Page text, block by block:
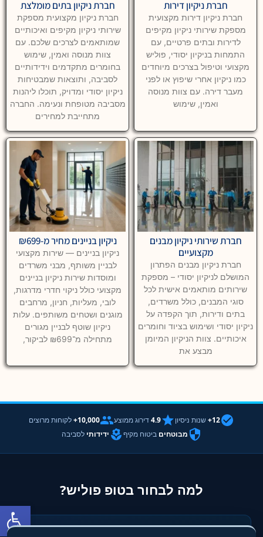
פתח
חברת ניקיון דירות
חברת ניקיון דירות מקצועית
מספקת שירותי ניקיון מקיפים
לדירות ובתים פרטיים, עם
התמחות בניקיון יסודי, פוליש
מקצועי וטיפול בצרכים מיוחדים
כמו ניקיון אחרי שיפוץ או לפני
מעבר דירה. עם צוות מנוסה
ואמין, שימוש
חברת ניקיון בתים מומלצת
חברת ניקיון מקצועית מספקת
שירותי ניקיון מקיפים ואיכותיים
שמותאמים לצרכים שלכם. עם
צוות מנוסה ואמין, שימוש
בחומרים מתקדמים וידידותיים
לסביבה, ותוצאות שמבטיחות
ניקיון יסודי ומדויק, תוכלו ליהנות
מסביבה מטופחת ונעימה. החברה
מתחייבת למחירים
חברת שירותי ניקיון מבנים
מקצועיים
חברת ניקיון מבנים הפתרון
המושלם לניקיון יסודי – מספקת
שירותים מותאמים אישית לכל
סוגי המבנים, כולל משרדים,
בתים ודירות, תוך הקפדה על
ניקיון יסודי ושימוש בציוד וחומרים
איכותיים. צוות הניקיון המיומן
מבצע את
ניקיון בניינים מחיר מ-₪699
ניקיון בניינים — שירות מקצועי
לבניין משותף, מבני משרדים
ומוסדות שירות ניקיון בניינים
מקצועי כולל ניקוי חדרי מדרגות,
לובי, מעליות, חניון, מרחבים
מוגנים ושטחים משותפים. עלות
ניקיון שוטף לבניין מגורים
מתחילה מ־₪699 לביקור,
12+ שנות ניסיון 4.9דירוג ממוצע 10,000+
לקוחות מרוצים
מבוטחים ביטוח מקיף ידידותי לסביבה
למה לבחור בטופ פוליש?